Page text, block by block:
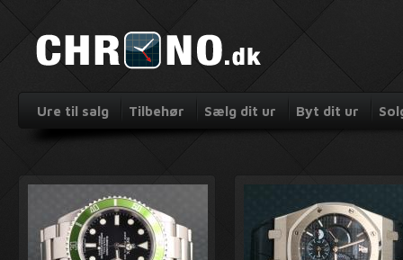
Ure til salg Tilbehør Sælg dit ur Byt dit ur